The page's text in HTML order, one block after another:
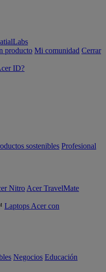
producto Mi comunidad Cerrar
ID?
sostenibles Profesional
Nitro Acer TravelMate
Laptops Acer con
Negocios Educación